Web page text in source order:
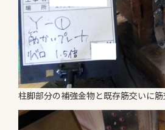
柱脚部分の補強金物と既存筋交いに